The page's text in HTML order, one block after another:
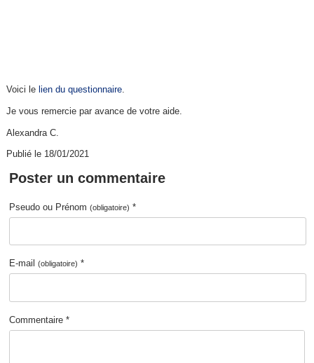
Voici le lien du questionnaire.
Je vous remercie par avance de votre aide.
Alexandra C.
Publié le 18/01/2021
Poster un commentaire
Pseudo ou Prénom(obligatoire) *
E-mail(obligatoire) *
Commentaire *